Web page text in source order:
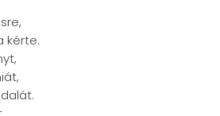
kérte.